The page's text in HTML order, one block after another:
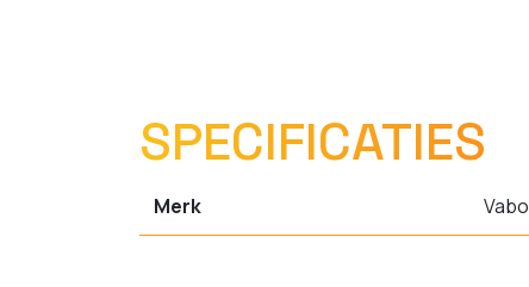
SPECIFICATIES
Merk Vabo